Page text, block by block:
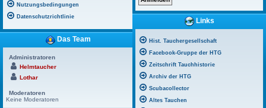
Nutzungsbedingungen
Datenschutzrichtlinie
Das Team
Administratoren
Helmtaucher
Lothar
Moderatoren
Keine Moderatoren
Links
Hist. Tauchergesellschaft
Facebook-Gruppe der HTG
Zeitschrift Tauchhistorie
Archiv der HTG
Scubacollector
Altes Tauchen